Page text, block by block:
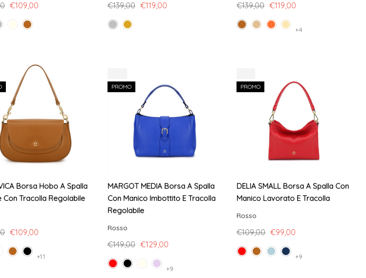
€109,00 €139,00 €119,00 €139,00 €119,00
+4
Borsa Hobo A Spalla
Con Tracolla Regolabile
€109,00
+11
PROMO
MARGOT MEDIA Borsa A Spalla
Con Manico Imbottito E Tracolla
Regolabile
Rosso
€149,00 €129,00
+9
PROMO
DELIA SMALL Borsa A Spalla Con
Manico Lavorato E Tracolla
Rosso
€109,00 €99,00
+9